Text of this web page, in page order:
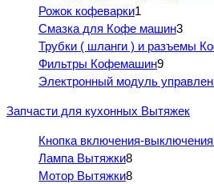
Рожок кофеварки1
Смазка для Кофе машин3
Трубки ( шланги ) и разъемы
Фильтры Кофемашин9
Электронный модуль
Запчасти для кухонных Вытяжек
Кнопка включения-
Лампа Вытяжки8
Мотор Вытяжки8